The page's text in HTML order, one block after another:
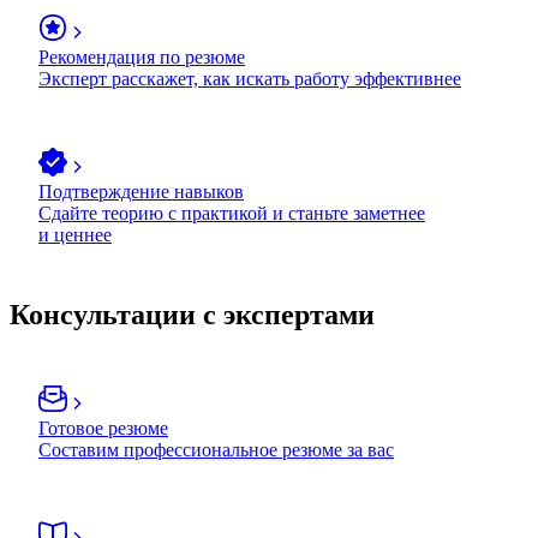
Рекомендация по резюме
Эксперт расскажет, как искать работу эффективнее
Подтверждение навыков
Сдайте теорию с практикой и станьте заметнее
и ценнее
Консультации с экспертами
Готовое резюме
Составим профессиональное резюме за вас